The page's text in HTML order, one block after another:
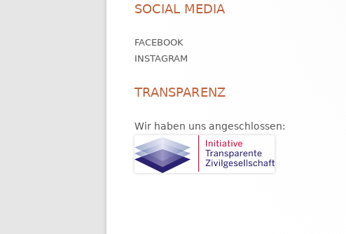
Inhalt
SOCIAL MEDIA
FACEBOOK
INSTAGRAM
TRANSPARENZ
Wir haben uns angeschlossen: